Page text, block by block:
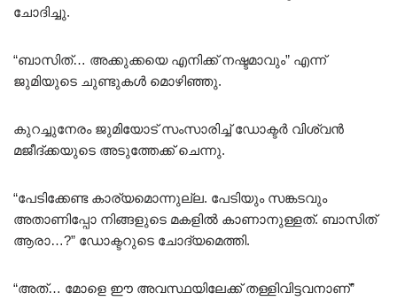
ചോദിച്ചു.
“ബാസിത്… അക്കുക്കയെ എനിക്ക് നഷ്ടമാവും” എന്ന്
ജുമിയുടെ ചുണ്ടുകൾ മൊഴിഞ്ഞു.
കുറച്ചുനേരം ജുമിയോട് സംസാരിച്ച് ഡോക്ടർ വിശ്വൻ
മജീദ്ക്കയുടെ അടുത്തേക്ക് ചെന്നു.
“പേടിക്കേണ്ട കാര്യമൊന്നുല്ല. പേടിയും സങ്കടവും
അതാണിപ്പോ നിങ്ങളുടെ മകളിൽ കാണാനുള്ളത്. ബാസിത്
ആരാ…?” ഡോക്ടറുടെ ചോദ്യമെത്തി.
“അത്… മോളെ ഈ അവസ്ഥയിലേക്ക് തള്ളിവിട്ടവനാണ്”